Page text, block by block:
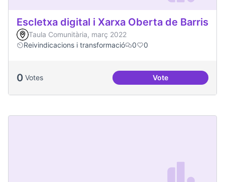
Escletxa digital i Xarxa Oberta de Barris
Taula Comunitària, març 2022
Reivindicacions i transformació
0 0
0 Votes VoteEscletxa digital i